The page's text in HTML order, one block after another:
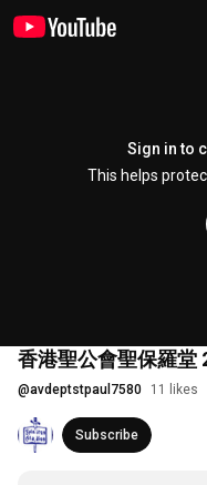
Sign in to
This helps
香港聖公會聖保羅堂
@avdeptstpaul7580 11 likes
Subscribe